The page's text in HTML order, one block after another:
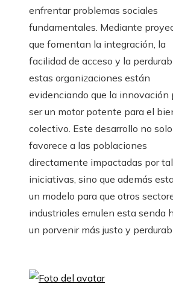
enfrentar problemas sociales
fundamentales. Mediante
que fomentan la integración, la
facilidad de acceso y la
estas organizaciones están
evidenciando que la innovación
ser un motor potente para el
colectivo. Este desarrollo no solo
favorece a las poblaciones
directamente impactadas por
iniciativas, sino que además
un modelo para que otros
industriales emulen esta senda
un porvenir más justo y